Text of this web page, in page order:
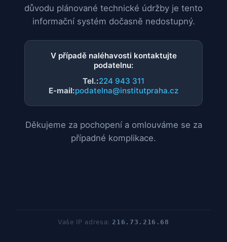
důvodu plánované technické údržby je tento
informační systém dočasně nedostupný.
V případě naléhavosti kontaktujte
podatelnu:
Tel.:224 943 311
E-mail:podatelna@institutpraha.cz
Děkujeme za pochopení a omlouváme se za
případné komplikace.
Vaše IP adresa:216.73.216.68